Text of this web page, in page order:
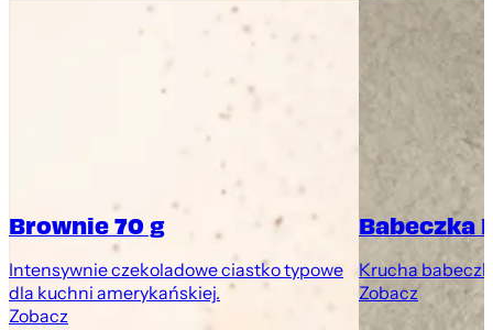
Brownie 70 g
Intensywnie czekoladowe ciastko typowe
dla kuchni amerykańskiej.
Zobacz
Babeczka
Krucha
Zobacz